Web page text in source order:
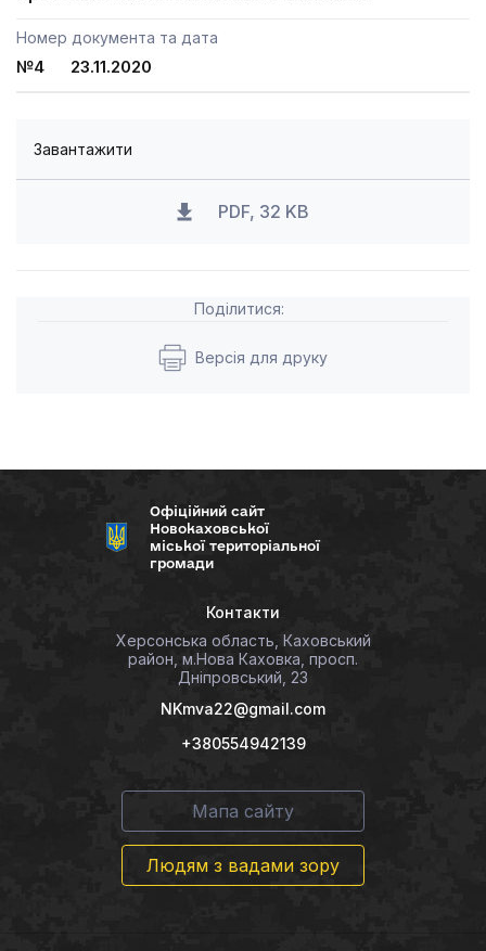
Номер документа та дата
№4 23.11.2020
Завантажити
PDF, 32 KB
Поділитися:
Версія для друку
Офіційний сайт
Новокаховської
міської територіальної
громади
Контакти
Херсонська область, Каховський
район, м.Нова Каховка, просп.
Дніпровський, 23
NKmva22@gmail.com
+380554942139
Мапа сайту
Людям з вадами зору